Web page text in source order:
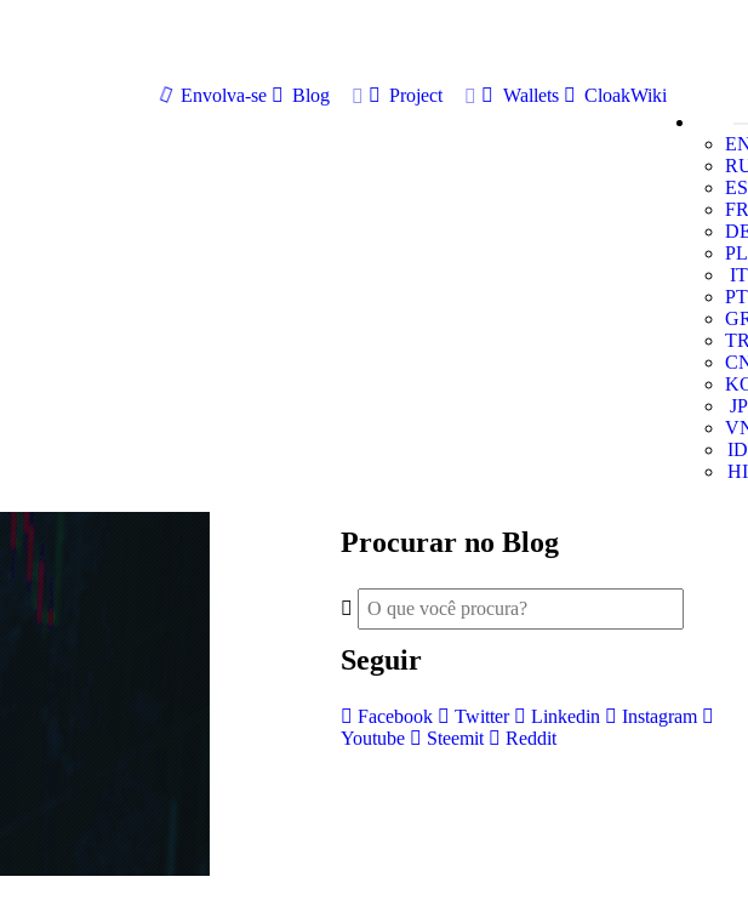
Envolva-se Blog Project Wallets
CloakWiki
ES
FR
PL
IT
PT
JP
ID
HI
Procurar no Blog
Seguir
Facebook Twitter Linkedin
Instagram
Youtube
Steemit Reddit